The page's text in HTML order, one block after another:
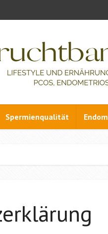
Spermienqualität